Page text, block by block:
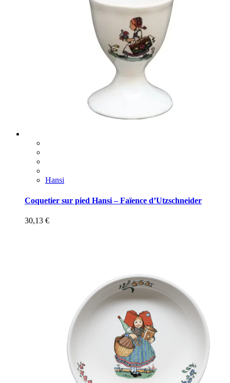
Hansi
Coquetier sur pied Hansi – Faïence d’Utzschneider
30,13 €